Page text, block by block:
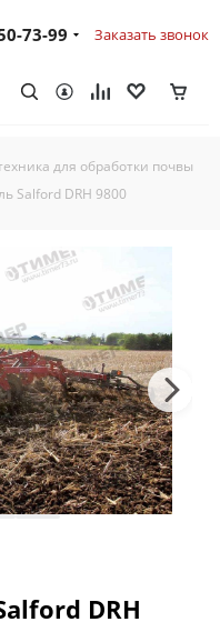
73-99 Заказать звонок
для обработки почвы
Salford DRH 9800
DRH